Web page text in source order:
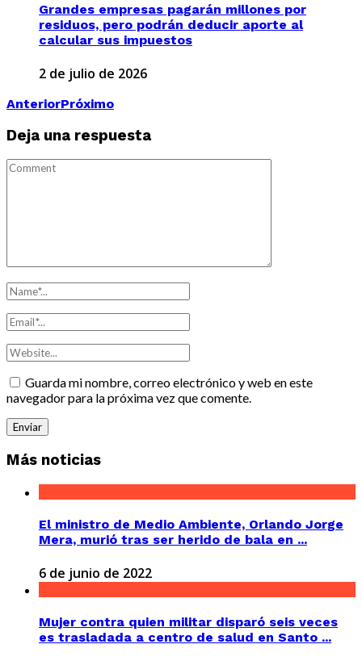
Grandes empresas pagarán millones por
residuos, pero podrán deducir aporte al
calcular sus impuestos
2 de julio de 2026
AnteriorPróximo
Deja una respuesta
Guarda mi nombre, correo electrónico y web en este
navegador para la próxima vez que comente.
Más noticias
El ministro de Medio Ambiente, Orlando Jorge
Mera, murió tras ser herido de bala en ...
6 de junio de 2022
Mujer contra quien militar disparó seis veces
es trasladada a centro de salud en Santo ...